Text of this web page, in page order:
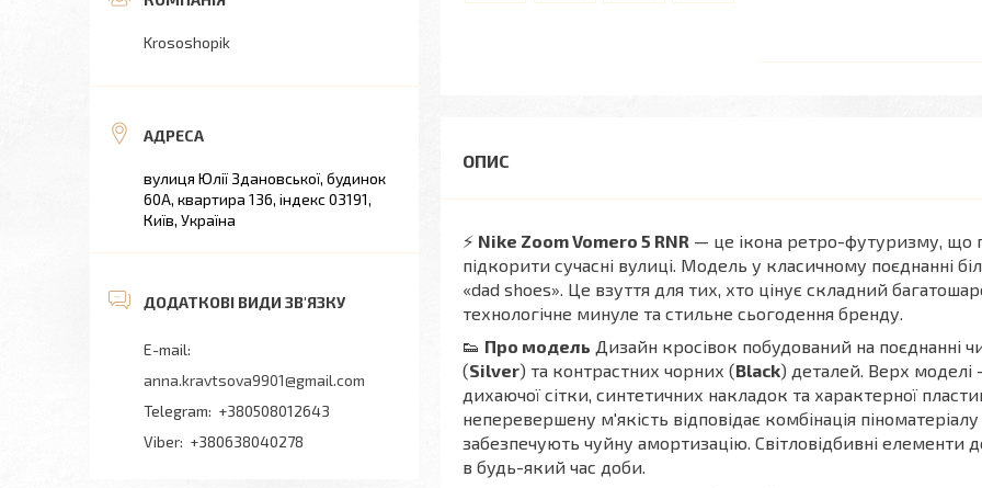
⚡ Nike Zoom Vomero 5 RNR — це ікона ретро-футуризму, що
підкорити сучасні вулиці. Модель у класичному поєднанні
«dad shoes». Це взуття для тих, хто цінує складний
технологічне минуле та стильне сьогодення бренду.
👟 Про модель Дизайн кросівок побудований на поєднанні
(Silver) та контрастних чорних (Black) деталей. Верх моделі
дихаючої сітки, синтетичних накладок та характерної
неперевершену м'якість відповідає комбінація піноматеріалу
забезпечують чуйну амортизацію. Світловідбивні елементи
в будь-який час доби.
Krososhopik
вулиця Юлії Здановської, будинок
60А, квартира 136, індекс 03191,
Київ, Україна
anna.kravtsova9901@gmail.com
+380508012643
+380638040278